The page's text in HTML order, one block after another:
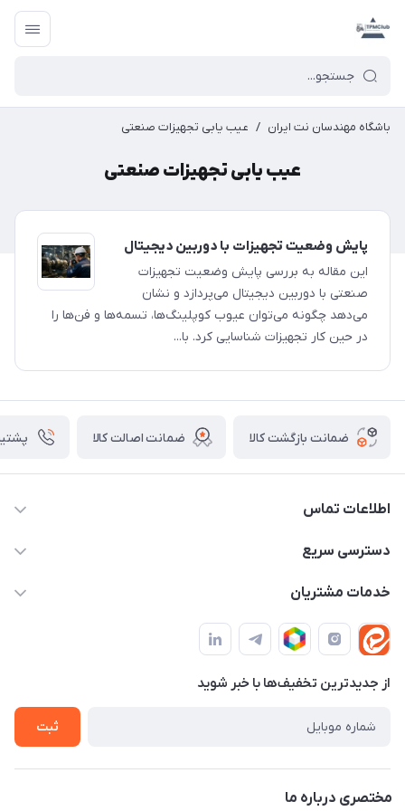
باشگاه مهندسان نت ایران / عیب یابی تجهیزات صنعتی
عیب یابی تجهیزات صنعتی
پایش وضعیت تجهیزات با دوربین دیجیتال
این مقاله به بررسی پایش وضعیت تجهیزات
صنعتی با دوربین دیجیتال می‌پردازد و نشان
می‌دهد چگونه می‌توان عیوب کوپلینگ‌ها، تسمه‌ها و فن‌ها را
در حین کار تجهیزات شناسایی کرد. با...
ضمانت بازگشت کالا ضمانت اصالت کالا
اطلاعات تماس
09982430312
دسترسی سریع
حساب کاربری
لیست محصولات
درباره ما
خدمات مشتریان
قوانین و مقررات
حریم خصوصی
راهنما
از جدید‌ترین تخفیف‌ها با‌ خبر شوید
ثبت
مختصری درباره ما